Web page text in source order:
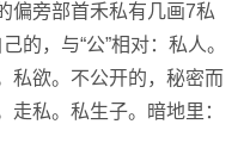
偏旁部首禾私有几画7私
的，与“公”相对：私人。
私欲。不公开的，秘密而
私。私生子。暗地里：